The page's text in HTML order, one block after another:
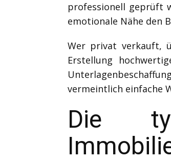
professionell geprüft
emotionale Nähe den
Wer privat verkauft,
Erstellung
vermeintlich einfache
Die